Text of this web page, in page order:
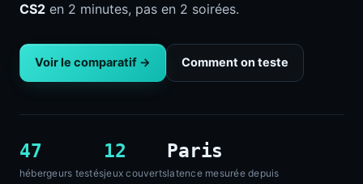
CS2 en 2 minutes, pas en 2 soirées.
Voir le comparatif → Comment on teste
47
hébergeurs testés
12
jeux couverts
Paris
latence mesurée depuis